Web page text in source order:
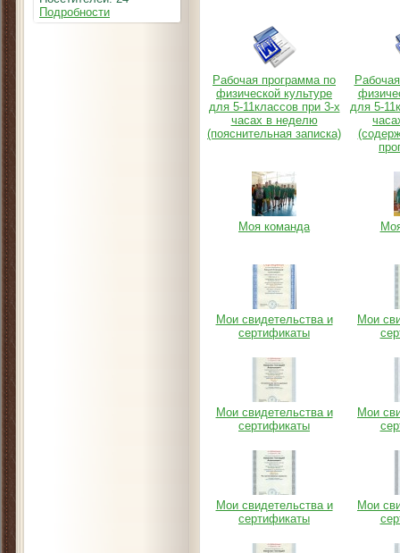
Подробности
Рабочая программа по
физической культуре
для 5-11классов при 3-х
часах в неделю
(пояснительная записка)
для 5-
Моя команда
Мои свидетельства и
сертификаты
Мои
Мои свидетельства и
сертификаты
Мои
Мои свидетельства и
сертификаты
Мои